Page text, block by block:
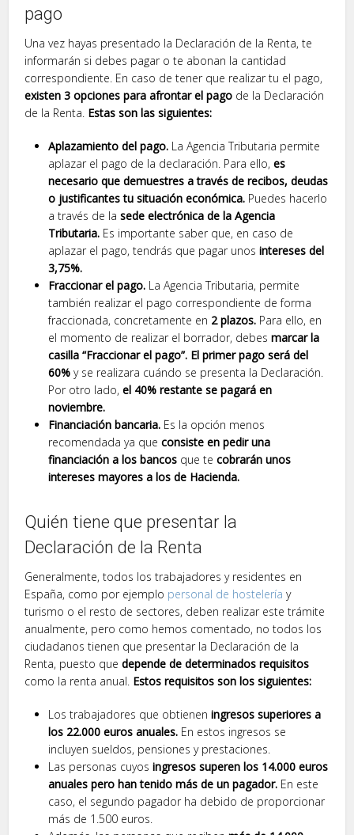
pago
Una vez hayas presentado la Declaración de la Renta, te
informarán si debes pagar o te abonan la cantidad
correspondiente. En caso de tener que realizar tu el pago,
existen 3 opciones para afrontar el pago de la Declaración
de la Renta. Estas son las siguientes:
Aplazamiento del pago. La Agencia Tributaria permite
aplazar el pago de la declaración. Para ello,es
necesario que demuestres a través de recibos, deudas
o justificantes tu situación económica. Puedes hacerlo
a través de lasede electrónica de la Agencia
Tributaria. Es importante saber que, en caso de
aplazar el pago, tendrás que pagar unosintereses del
3,75%.
Fraccionar el pago. La Agencia Tributaria, permite
también realizar el pago correspondiente de forma
fraccionada, concretamente en 2 plazos. Para ello, en
el momento de realizar el borrador, debesmarcar la
casilla “Fraccionar el pago”. El primer pago será del
60% y se realizara cuándo se presenta la Declaración.
Por otro lado,el 40% restante se pagará en
noviembre.
Financiación bancaria. Es la opción menos
recomendada ya queconsiste en pedir una
financiación a los bancos que tecobrarán unos
intereses mayores a los de Hacienda.
Quién tiene que presentar la
Declaración de la Renta
Generalmente, todos los trabajadores y residentes en
España, como por ejemplo personal de hostelería y
turismo o el resto de sectores, deben realizar este trámite
anualmente, pero como hemos comentado, no todos los
ciudadanos tienen que presentar la Declaración de la
Renta, puesto quedepende de determinados requisitos
como la renta anual. Estos requisitos son los siguientes:
Los trabajadores que obtieneningresos superiores a
los 22.000 euros anuales. En estos ingresos se
incluyen sueldos, pensiones y prestaciones.
Las personas cuyosingresos superen los 14.000 euros
anuales pero han tenido más de un pagador. En este
caso, el segundo pagador ha debido de proporcionar
más de 1.500 euros.